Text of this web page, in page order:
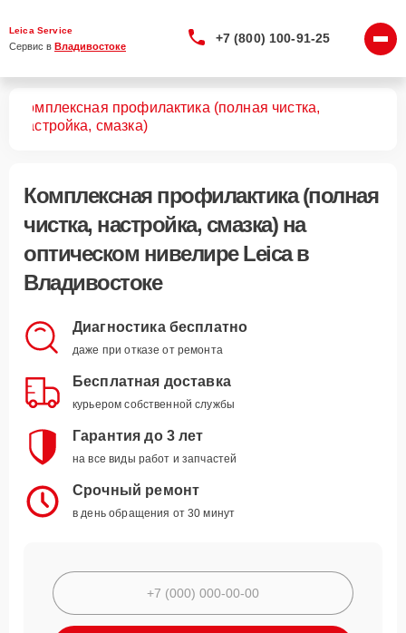
Leica Service
Сервис в Владивостоке
+7 (800) 100-91-25
Комплексная профилактика (полная чистка,
настройка, смазка)
Комплексная профилактика (полная
чистка, настройка, смазка)на
оптическом нивелире Leica в
Владивостоке
Диагностика бесплатно
даже при отказе от ремонта
Бесплатная доставка
курьером собственной службы
Гарантия до 3 лет
на все виды работ и запчастей
Срочный ремонт
в день обращения от 30 минут